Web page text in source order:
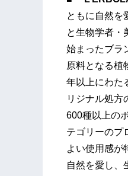
ともに自然を
と生物学者・
始まったブラ
原料となる植
年以上にわた
リジナル処方
600種以上の
テゴリーのプ
よい使用感が
自然を愛し、